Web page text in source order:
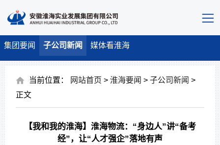
集团要闻 子公司新闻 媒体看淮海
当前位置： 网站首页 >淮海要闻 >子公司新闻 >
正文
【我和我的淮海】淮海物流：“身边人”讲“备考
经”，让“人才强企”落地有声